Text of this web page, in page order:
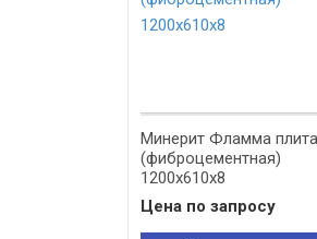
Минерит Фламма плита
(фиброцементная)
1200х610х8
Цена по запросу